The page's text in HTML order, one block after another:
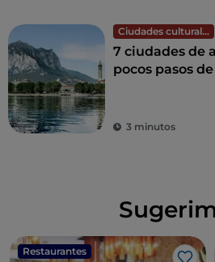
Ciudades culturales
7 ciudades de
pocos pasos
3 minutos
Restaurantes